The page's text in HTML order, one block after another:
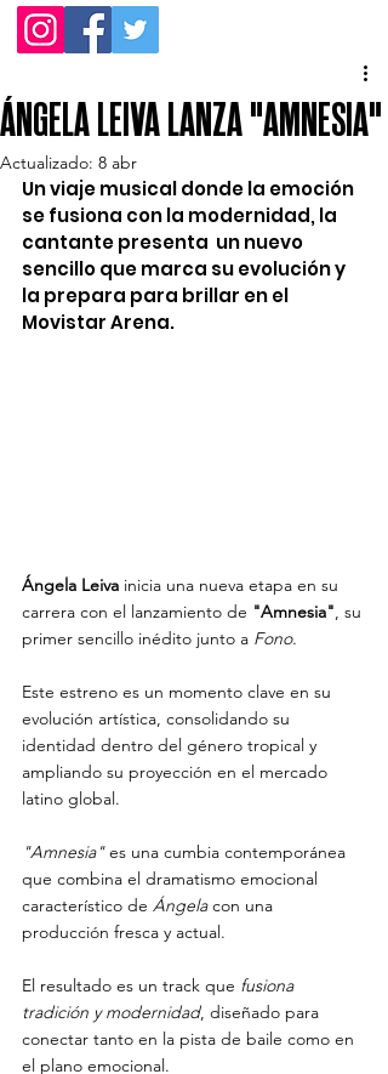
ÁNGELA LEIVA LANZA "AMNESIA"
Actualizado: 8 abr
Un viaje musical donde la emoción
se fusiona con la modernidad, la
cantante presenta  un nuevo
sencillo que marca su evolución y
la prepara para brillar en el
Movistar Arena.
Ángela Leiva inicia una nueva etapa en su
carrera con el lanzamiento de "Amnesia", su
primer sencillo inédito junto a Fono.
Este estreno es un momento clave en su
evolución artística, consolidando su
identidad dentro del género tropical y
ampliando su proyección en el mercado
latino global.
"Amnesia" es una cumbia contemporánea
que combina el dramatismo emocional
característico de Ángela con una
producción fresca y actual.
El resultado es un track que fusiona
tradición y modernidad, diseñado para
conectar tanto en la pista de baile como en
el plano emocional.